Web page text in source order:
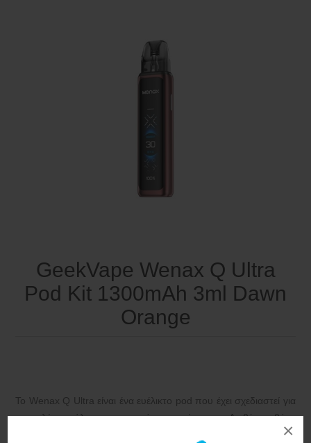
×
GeekVape Wenax Q Ultra
Pod Kit 1300mAh 3ml Dawn
Orange
Το Wenax Q Ultra είναι ένα ευέλικτο pod που έχει σχεδιαστεί για
να καλύπτει όλες τις προτιμήσεις ατμίσματος. Διαθέτει οθόνη
αφής HD 2,51 ιντσών που επιτρέπει στους χρήστες να